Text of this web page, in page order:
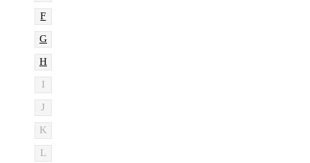
F
G
H
I
J
K
L